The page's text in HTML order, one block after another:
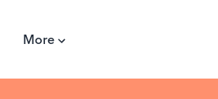
More